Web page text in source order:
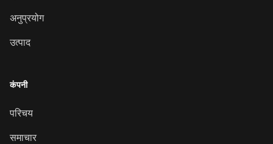
अनुप्रयोग
उत्पाद
कंपनी
परिचय
समाचार